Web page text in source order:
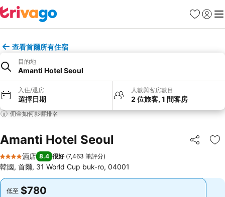
收藏夾
登入 選
查看首爾所有住宿
目的地
Amanti Hotel Seoul
入住/退房
選擇日期
人數與客房數目
2 位旅客, 1 間客房
佣金如何影響排名
Amanti Hotel Seoul 分享
放
4 星級
酒店 8.4 很好 (7,463 筆評分)
韓國, 首爾, 31 World Cup buk-ro, 04001
低至 $780
低至 $780